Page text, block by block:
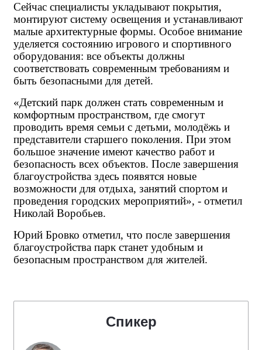
Сейчас специалисты укладывают покрытия,
монтируют систему освещения и устанавливают
малые архитектурные формы. Особое внимание
уделяется состоянию игрового и спортивного
оборудования: все объекты должны
соответствовать современным требованиям и
быть безопасными для детей.
«Детский парк должен стать современным и
комфортным пространством, где смогут
проводить время семьи с детьми, молодёжь и
представители старшего поколения. При этом
большое значение имеют качество работ и
безопасность всех объектов. После завершения
благоустройства здесь появятся новые
возможности для отдыха, занятий спортом и
проведения городских мероприятий», - отметил
Николай Воробьев.
Юрий Бровко отметил, что после завершения
благоустройства парк станет удобным и
безопасным пространством для жителей.
Спикер